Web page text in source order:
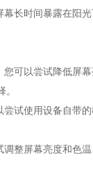
长时间暴露在阳光
可以尝试降低屏幕
试使用设备自带
整屏幕亮度和色温